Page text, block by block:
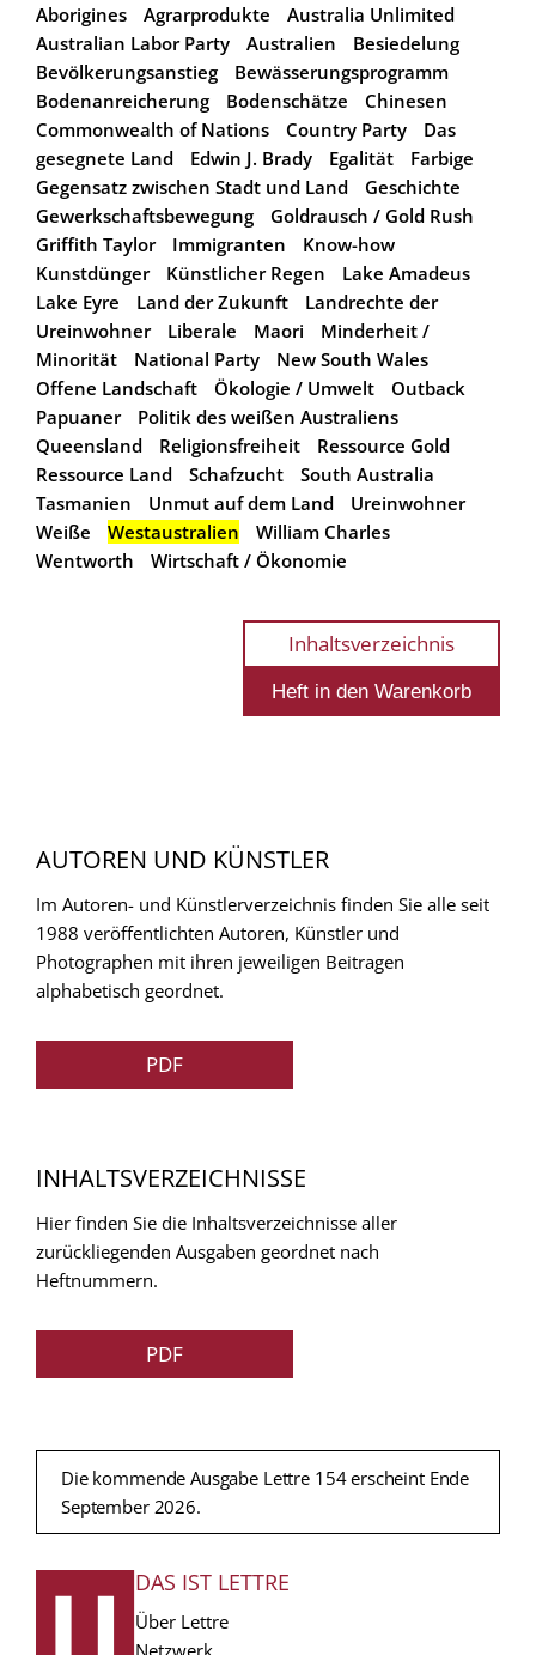
Aborigines
Agrarprodukte
Australia Unlimited
Australian Labor Party
Australien
Besiedelung
Bevölkerungsanstieg
Bewässerungsprogramm
Bodenanreicherung
Bodenschätze
Chinesen
Commonwealth of Nations
Country Party
Das
gesegnete Land
Edwin J. Brady Egalität
Farbige
Gegensatz zwischen Stadt und Land
Geschichte
Gewerkschaftsbewegung
Goldrausch / Gold Rush
Griffith Taylor
Immigranten
Know-how
Kunstdünger
Künstlicher Regen
Lake Amadeus
Lake Eyre
Land der Zukunft
Landrechte der
Ureinwohner
Liberale Maori
Minderheit /
Minorität
National Party
New South Wales
Offene Landschaft
Ökologie / Umwelt
Outback
Papuaner
Politik des weißen Australiens
Queensland
Religionsfreiheit
Ressource Gold
Ressource Land
Schafzucht
South Australia
Tasmanien
Unmut auf dem Land
Ureinwohner
Weiße
Westaustralien
William Charles
Wentworth
Wirtschaft / Ökonomie
Inhaltsverzeichnis
AUTOREN UND KÜNSTLER
Im Autoren- und Künstlerverzeichnis finden Sie alle seit
1988 veröffentlichten Autoren, Künstler und
Photographen mit ihren jeweiligen Beitragen
alphabetisch geordnet.
PDF
INHALTSVERZEICHNISSE
Hier finden Sie die Inhaltsverzeichnisse aller
zurückliegenden Ausgaben geordnet nach
Heftnummern.
PDF
Die kommende Ausgabe Lettre 154 erscheint Ende
September 2026.
FUSSZEILE
DAS IST LETTRE
Über Lettre
Netzwerk